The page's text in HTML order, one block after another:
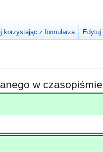
w czasopiśmie
korzystając z formularza Edytuj